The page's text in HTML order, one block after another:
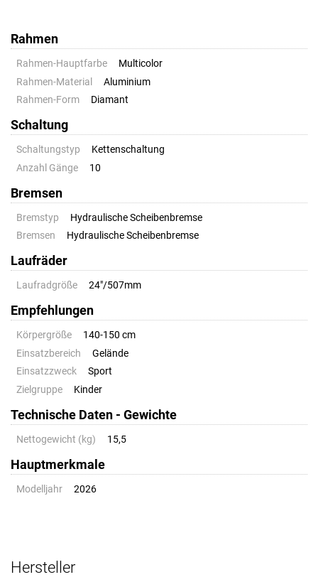
Rahmen
Rahmen-Hauptfarbe
Multicolor
Rahmen-Material
Aluminium
Rahmen-Form
Diamant
Schaltung
Schaltungstyp
Kettenschaltung
Anzahl Gänge
10
Bremsen
Bremstyp
Hydraulische Scheibenbremse
Bremsen
Hydraulische Scheibenbremse
Laufräder
Laufradgröße 24"/507mm
Empfehlungen
Körpergröße
140-150 cm
Einsatzbereich
Gelände
Einsatzzweck
Sport
Zielgruppe
Kinder
Technische Daten - Gewichte
Nettogewicht (kg) 15,5
Hauptmerkmale
Modelljahr 2026
Hersteller